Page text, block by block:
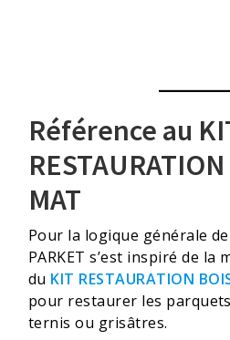
Référence au
MAT
Pour la logique générale
PARKET s’est inspiré de la
du KIT RESTAURATION
pour restaurer les
ternis ou grisâtres.